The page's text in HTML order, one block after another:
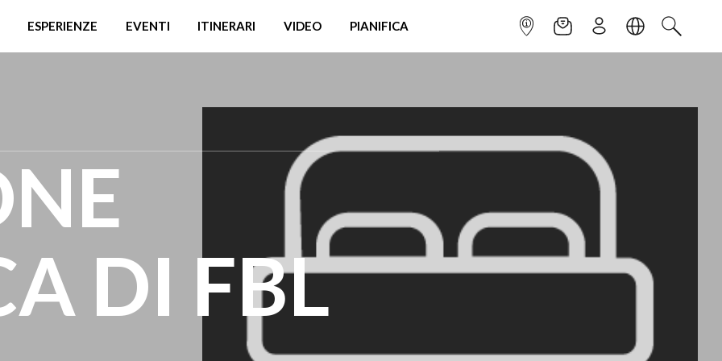
ESPERIENZE EVENTI ITINERARI VIDEO PIANIFICA INFOPOINTNEWSLETTER
ISCRIVITILINGUACERCA
DI FBL